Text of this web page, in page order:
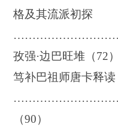
格及其流派初探
孜强·边巴旺堆（72）
笃补巴祖师唐卡释读
（90）